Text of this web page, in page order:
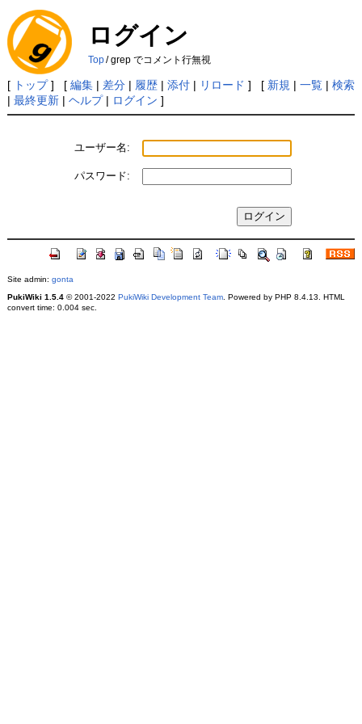
ログイン
Top/ grep でコメント行無視
[ トップ] [ 編集| 差分| 履歴| 添付| リロード ] [ 新規 | 一覧| 検索
| 最終更新| ヘルプ| ログイン ]
ユーザー名:
パスワード:
Site admin: gonta
PukiWiki 1.5.4© 2001-2022 PukiWiki Development Team. Powered by PHP 8.4.13. HTML
convert time: 0.004 sec.